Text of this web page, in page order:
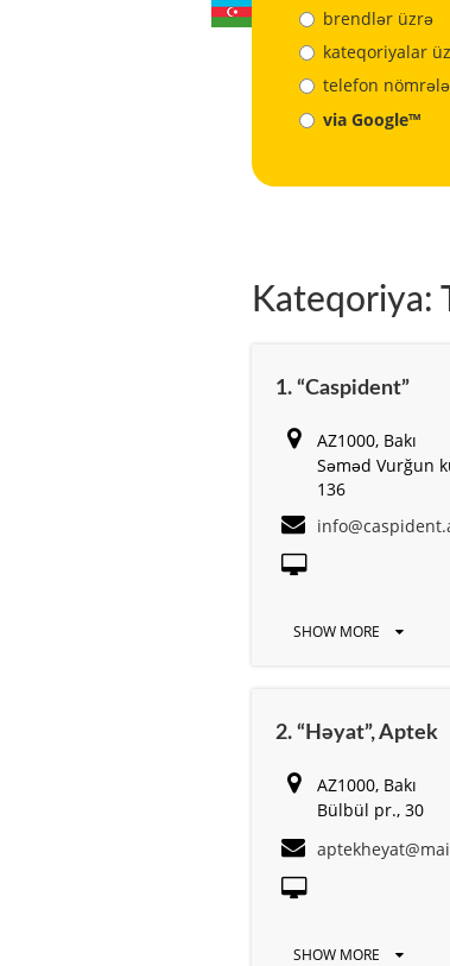
brendlər üzrə
kateqoriyalar
telefon
via Google™
Kateqoriya:
1. “Caspident”
AZ1000, Bakı
Səməd Vurğun
136
SHOW MORE
2. “Həyat”, Aptek
AZ1000, Bakı
Bülbül pr., 30
SHOW MORE